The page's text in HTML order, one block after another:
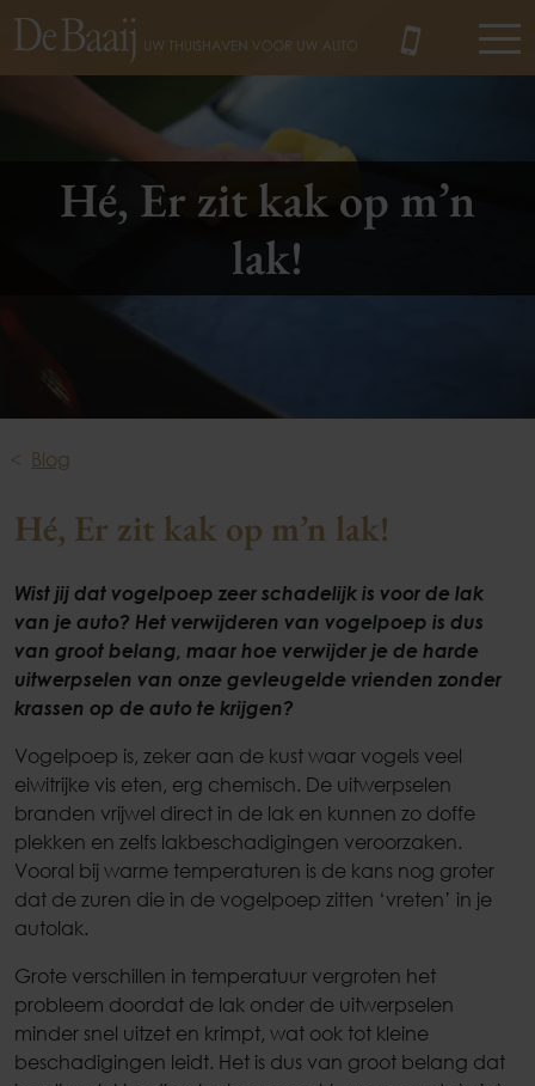
Hé, Er zit kak op m’n
lak!
Blog
Hé, Er zit kak op m’n lak!
Wist jij dat vogelpoep zeer schadelijk is voor de lak
van je auto? Het verwijderen van vogelpoep is dus
van groot belang, maar hoe verwijder je de harde
uitwerpselen van onze gevleugelde vrienden zonder
krassen op de auto te krijgen?
Vogelpoep is, zeker aan de kust waar vogels veel
eiwitrijke vis eten, erg chemisch. De uitwerpselen
branden vrijwel direct in de lak en kunnen zo doffe
plekken en zelfs lakbeschadigingen veroorzaken.
Vooral bij warme temperaturen is de kans nog groter
dat de zuren die in de vogelpoep zitten ‘vreten’ in je
autolak.
Grote verschillen in temperatuur vergroten het
probleem doordat de lak onder de uitwerpselen
minder snel uitzet en krimpt, wat ook tot kleine
beschadigingen leidt. Het is dus van groot belang dat